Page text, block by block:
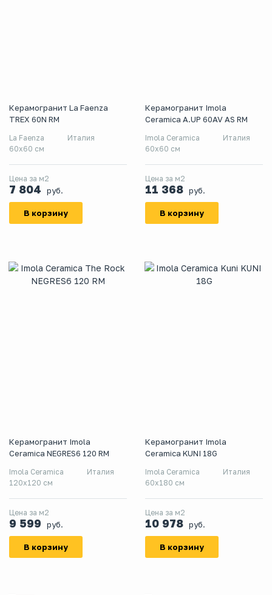
Керамогранит La Faenza
TREX 60N RM
La Faenza
Италия
60x60 см
Цена за м2
7 804 руб.
В корзину
Керамогранит Imola
Ceramica A.UP 60AV AS RM
Imola Ceramica
Италия
60x60 см
Цена за м2
11 368 руб.
В корзину
Керамогранит Imola
Ceramica NEGRES6 120 RM
Imola Ceramica
Италия
120x120 см
Цена за м2
9 599 руб.
В корзину
Керамогранит Imola
Ceramica KUNI 18G
Imola Ceramica
Италия
60x180 см
Цена за м2
10 978 руб.
В корзину